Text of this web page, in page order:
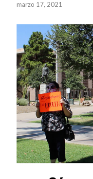
marzo 17, 2021